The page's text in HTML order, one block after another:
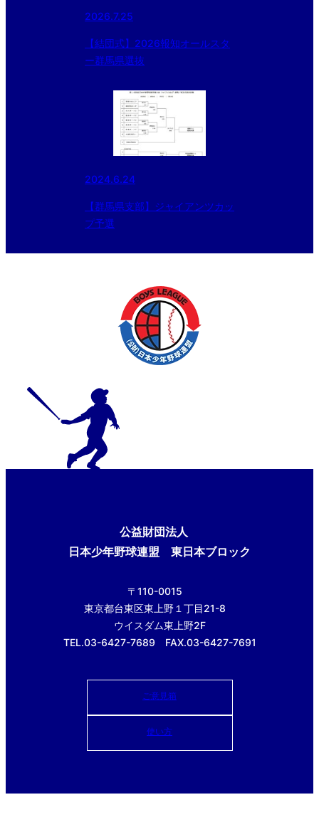
2026.7.25
【結団式】2026報知オールスタ
ー群馬県選抜
2024.6.24
【群馬県支部】ジャイアンツカッ
プ予選
公益財団法人
日本少年野球連盟 東日本ブロック
〒110-0015
東京都台東区東上野１丁目21-8
ウイスダム東上野2F
TEL.03-6427-7689 FAX.03-6427-7691
ご意見箱
使い方